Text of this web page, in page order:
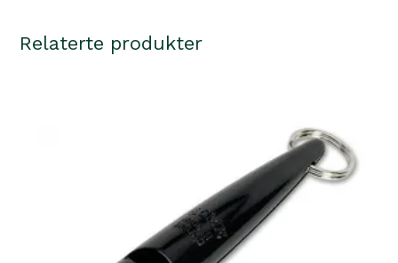
Relaterte produkter